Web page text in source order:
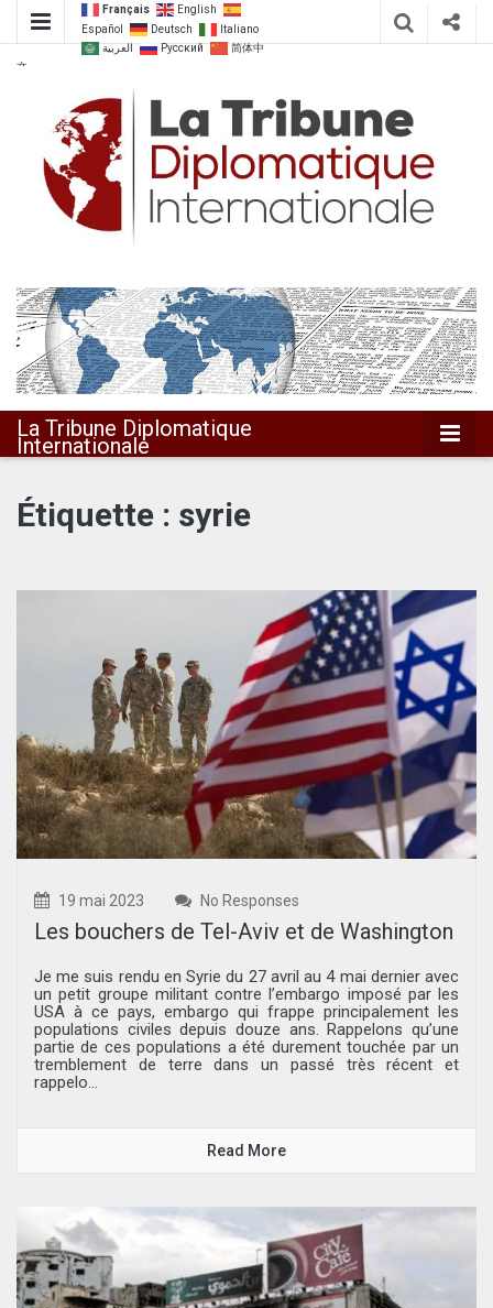
Français
English
Español
Deutsch
Italiano
العربية
Русский
简体中
文
La Tribune
Diplomatique
Internationale
La Tribune Diplomatique
Internationale
Étiquette : syrie
19 mai 2023 No Responses
Les bouchers de Tel-Aviv et de Washington
Je me suis rendu en Syrie du 27 avril au 4 mai dernier avec
un petit groupe militant contre l’embargo imposé par les
USA à ce pays, embargo qui frappe principalement les
populations civiles depuis douze ans. Rappelons qu’une
partie de ces populations a été durement touchée par un
tremblement de terre dans un passé très récent et
rappelo...
Read More